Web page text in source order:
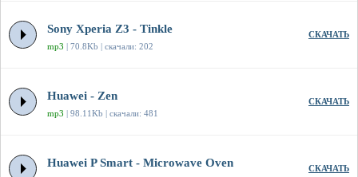
Sony Xperia Z3 - Tinkle
mp3 | 70.8Kb | скачали: 202
СКАЧАТЬ
Huawei - Zen
mp3 | 98.11Kb | скачали: 481
СКАЧАТЬ
Huawei P Smart - Microwave Oven СКАЧАТЬ